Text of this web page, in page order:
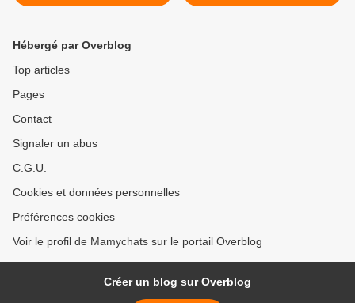
Hébergé par Overblog
Top articles
Pages
Contact
Signaler un abus
C.G.U.
Cookies et données personnelles
Préférences cookies
Voir le profil de Mamychats sur le portail Overblog
Créer un blog sur Overblog